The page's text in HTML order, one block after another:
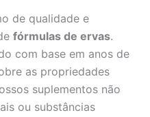
de qualidade e
fórmulas de ervas.
com base em anos de
as propriedades
suplementos não
ou substâncias